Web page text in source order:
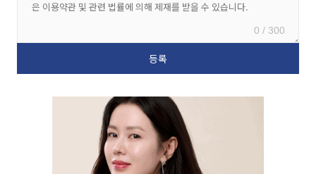
0 / 300